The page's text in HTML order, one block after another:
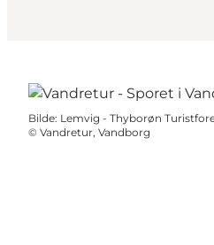
Bilde: Lemvig - Thyborøn
© Vandretur, Vandborg